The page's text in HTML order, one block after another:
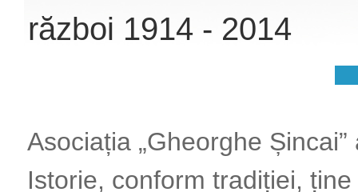
război 1914 - 2014
Asociația „Gheorghe
Istorie, conform tradiției,